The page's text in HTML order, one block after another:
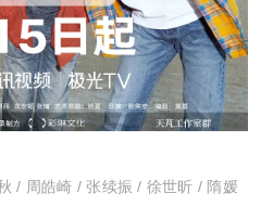
/ 周皓崎 / 张续振 / 徐世昕 / 隋媛